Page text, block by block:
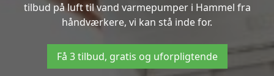
tilbud på luft til vand varmepumper i Hammel fra
håndværkere, vi kan stå inde for.
Få 3 tilbud, gratis og uforpligtende